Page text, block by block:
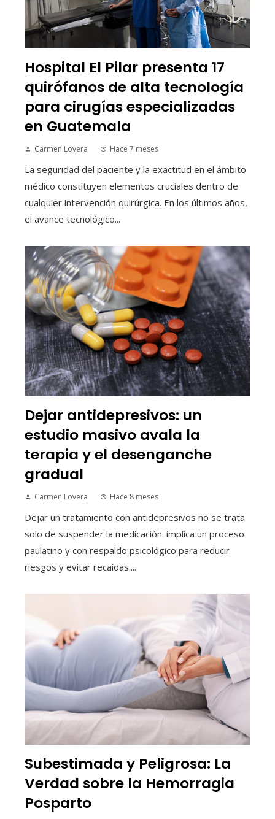
Hospital El Pilar presenta 17
quirófanos de alta tecnología
para cirugías especializadas
en Guatemala
Carmen Lovera Hace 7 meses
La seguridad del paciente y la exactitud en el ámbito
médico constituyen elementos cruciales dentro de
cualquier intervención quirúrgica. En los últimos años,
el avance tecnológico...
Dejar antidepresivos: un
estudio masivo avala la
terapia y el desenganche
gradual
Carmen Lovera Hace 8 meses
Dejar un tratamiento con antidepresivos no se trata
solo de suspender la medicación: implica un proceso
paulatino y con respaldo psicológico para reducir
riesgos y evitar recaídas....
Subestimada y Peligrosa: La
Verdad sobre la Hemorragia
Posparto